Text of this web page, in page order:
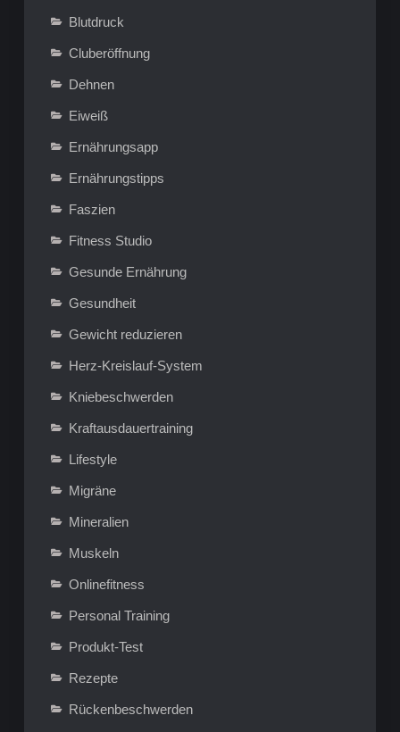
Blutdruck
Cluberöffnung
Dehnen
Eiweiß
Ernährungsapp
Ernährungstipps
Faszien
Fitness Studio
Gesunde Ernährung
Gesundheit
Gewicht reduzieren
Herz-Kreislauf-System
Kniebeschwerden
Kraftausdauertraining
Lifestyle
Migräne
Mineralien
Muskeln
Onlinefitness
Personal Training
Produkt-Test
Rezepte
Rückenbeschwerden